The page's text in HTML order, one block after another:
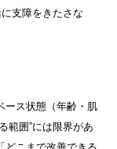
支障をきたさな
ース状態（年齢・肌
範囲”には限界があ